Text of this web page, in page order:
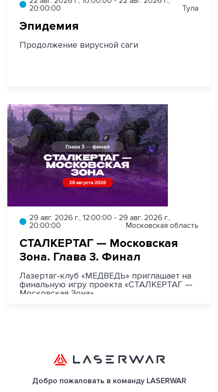
20:00:00
Тула
Эпидемия
Продолжение вирусной саги
29 авг. 2026 г., 12:00:00 - 29 авг. 2026 г.,
20:00:00
Московская область
СТАЛКЕРТАГ — Московская
Зона. Глава 3. Финал
Лазертаг‑клуб «МЕДВЕДЬ» приглашает на
финальную игру проекта «СТАЛКЕРТАГ —
Московская Зона».
Добро пожаловать в команду LASERWAR